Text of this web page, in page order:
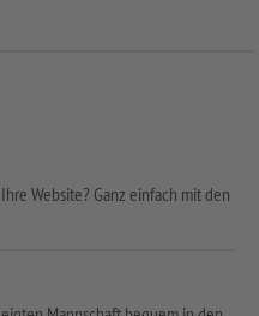
Website? Ganz einfach mit den